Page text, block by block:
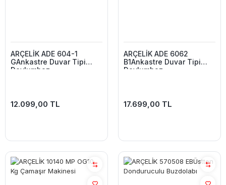
ARÇELİK ADE 604-1
GAnkastre Duvar Tipi
Davlumbaz
12.099,00 TL
ARÇELİK ADE 6062
B1Ankastre Duvar Tipi
Davlumbaz
17.699,00 TL